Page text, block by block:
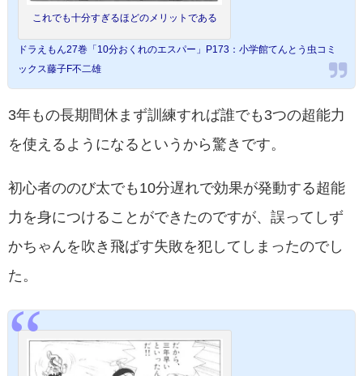
これでも十分すぎるほどのメリットである
ドラえもん27巻「10分おくれのエスパー」P173：小学館てんとう虫コミ
ックス藤子F不二雄
3年もの長期間休まず訓練すれば誰でも3つの超能力
を使えるようになるというから驚きです。
初心者ののび太でも10分遅れで効果が発動する超能
力を身につけることができたのですが、誤ってしず
かちゃんを吹き飛ばす失敗を犯してしまったのでし
た。